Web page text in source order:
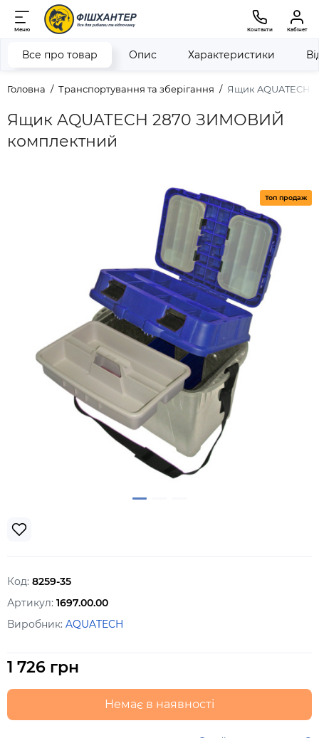
Меню Контакти Кабінет
Головна Транспортування та зберігання Ящик
Ящик AQUATECH 2870 ЗИМОВИЙ
комплектний
Все про товар Опис Характеристики
Топ продаж
Код: 8259-35
Артикул: 1697.00.00
Виробник: AQUATECH
1 726 грн
Немає в наявності